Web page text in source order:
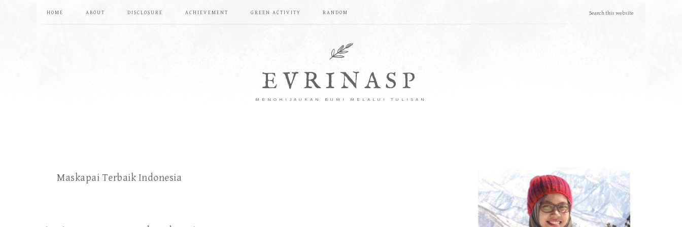
HOME ABOUT DISCLOSURE ACHIEVEMENT GREEN ACTIVITY RANDOM
EVRINASP
MENGHIJAUKAN BUMI MELALUI TULISAN
Maskapai Terbaik Indonesia